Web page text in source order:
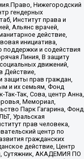
Нижегородский
гендерных
Институт права и
Альянс врачей,
действие,
инициатива,
и содействия
Линия, В защиту
движений,
Действие,
прав граждан,
и их семьям, Фонд
Так-Так, Сова, центр Анна,
Мемориал,
Парк Гагарина, Фонд
Уральская
прав человека,
центр по
гражданских
действие, Центр
Сутяжник, АКАДЕМИЯ ПО